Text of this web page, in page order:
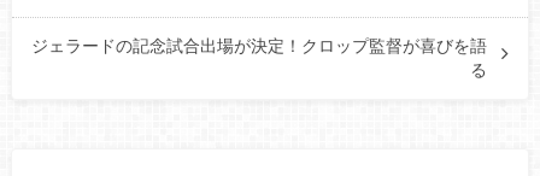
ジェラードの記念試合出場が決定！クロップ監督が喜びを語
る